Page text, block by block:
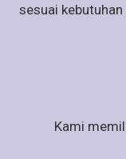
sesuai kebutuhan
Kami